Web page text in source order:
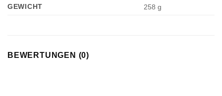
GEWICHT 258 g
BEWERTUNGEN (0)